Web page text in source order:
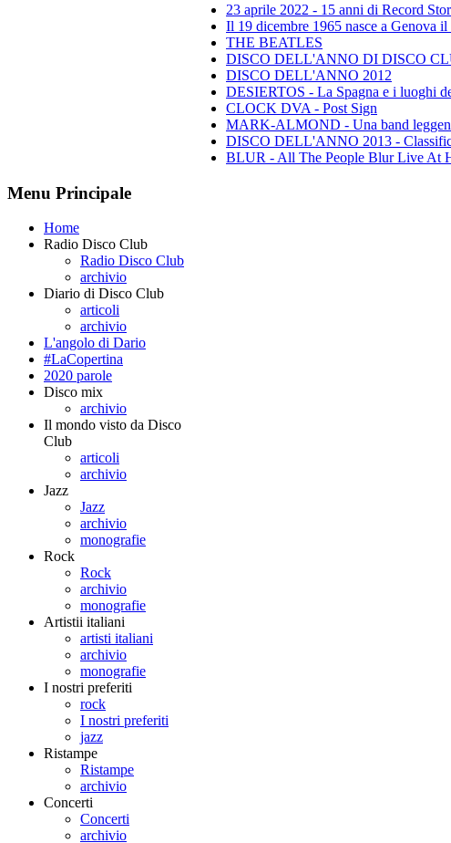
23 aprile 2022 - 15 anni di Record
Il 19 dicembre 1965 nasce a Genova
THE BEATLES
DISCO DELL'ANNO DI DISCO
DISCO DELL'ANNO 2012
DESIERTOS - La Spagna e i luoghi
CLOCK DVA - Post Sign
MARK-ALMOND - Una band
DISCO DELL'ANNO 2013 -
BLUR - All The People Blur Live At
Menu Principale
Home
Radio Disco Club
Radio Disco Club
archivio
Diario di Disco Club
articoli
archivio
L'angolo di Dario
#LaCopertina
2020 parole
Disco mix
archivio
Il mondo visto da Disco
Club
articoli
archivio
Jazz
Jazz
archivio
monografie
Rock
Rock
archivio
monografie
Artistii italiani
artisti italiani
archivio
monografie
I nostri preferiti
rock
I nostri preferiti
jazz
Ristampe
Ristampe
archivio
Concerti
Concerti
archivio